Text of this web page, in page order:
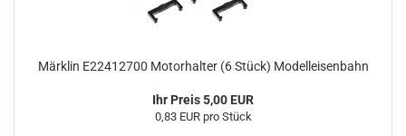
Märklin E22412700 Motorhalter (6 Stück) Modelleisenbahn
Ihr Preis 5,00 EUR
0,83 EUR pro Stück